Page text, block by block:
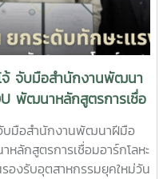
ลังคนที่มีคุณภาพ เพื่อร่วม
เทศและสร้างสังคมที่ยั่งยืน
ะโยชน์ในชุมชน ผ่านการ
งนวัตกรชุมชน และการ
นระบบสนับสนุนการ
อข่ายความร่วมมือ และการ
ะชาชนอย่างยั่งยืนประเด็น
พัฒนาเทคโนโลยีที่เหมาะ
พื่อการพัฒนาชุมชน- การ
เคลื่อนเศรษฐกิจฐานราก -
เพื่อถ่ายทอดองค์ความรู้
จ้ จับมือสำนักงานพัฒนา
พัฒนาหลักสูตรการเชื่อ
ระดับกำลังคนรองรับ
บมือสำนักงานพัฒนาฝีมือ
ลักสูตรการเชื่อมอาร์กโลหะ
งรับอุตสาหกรรมยุคใหม่วัน